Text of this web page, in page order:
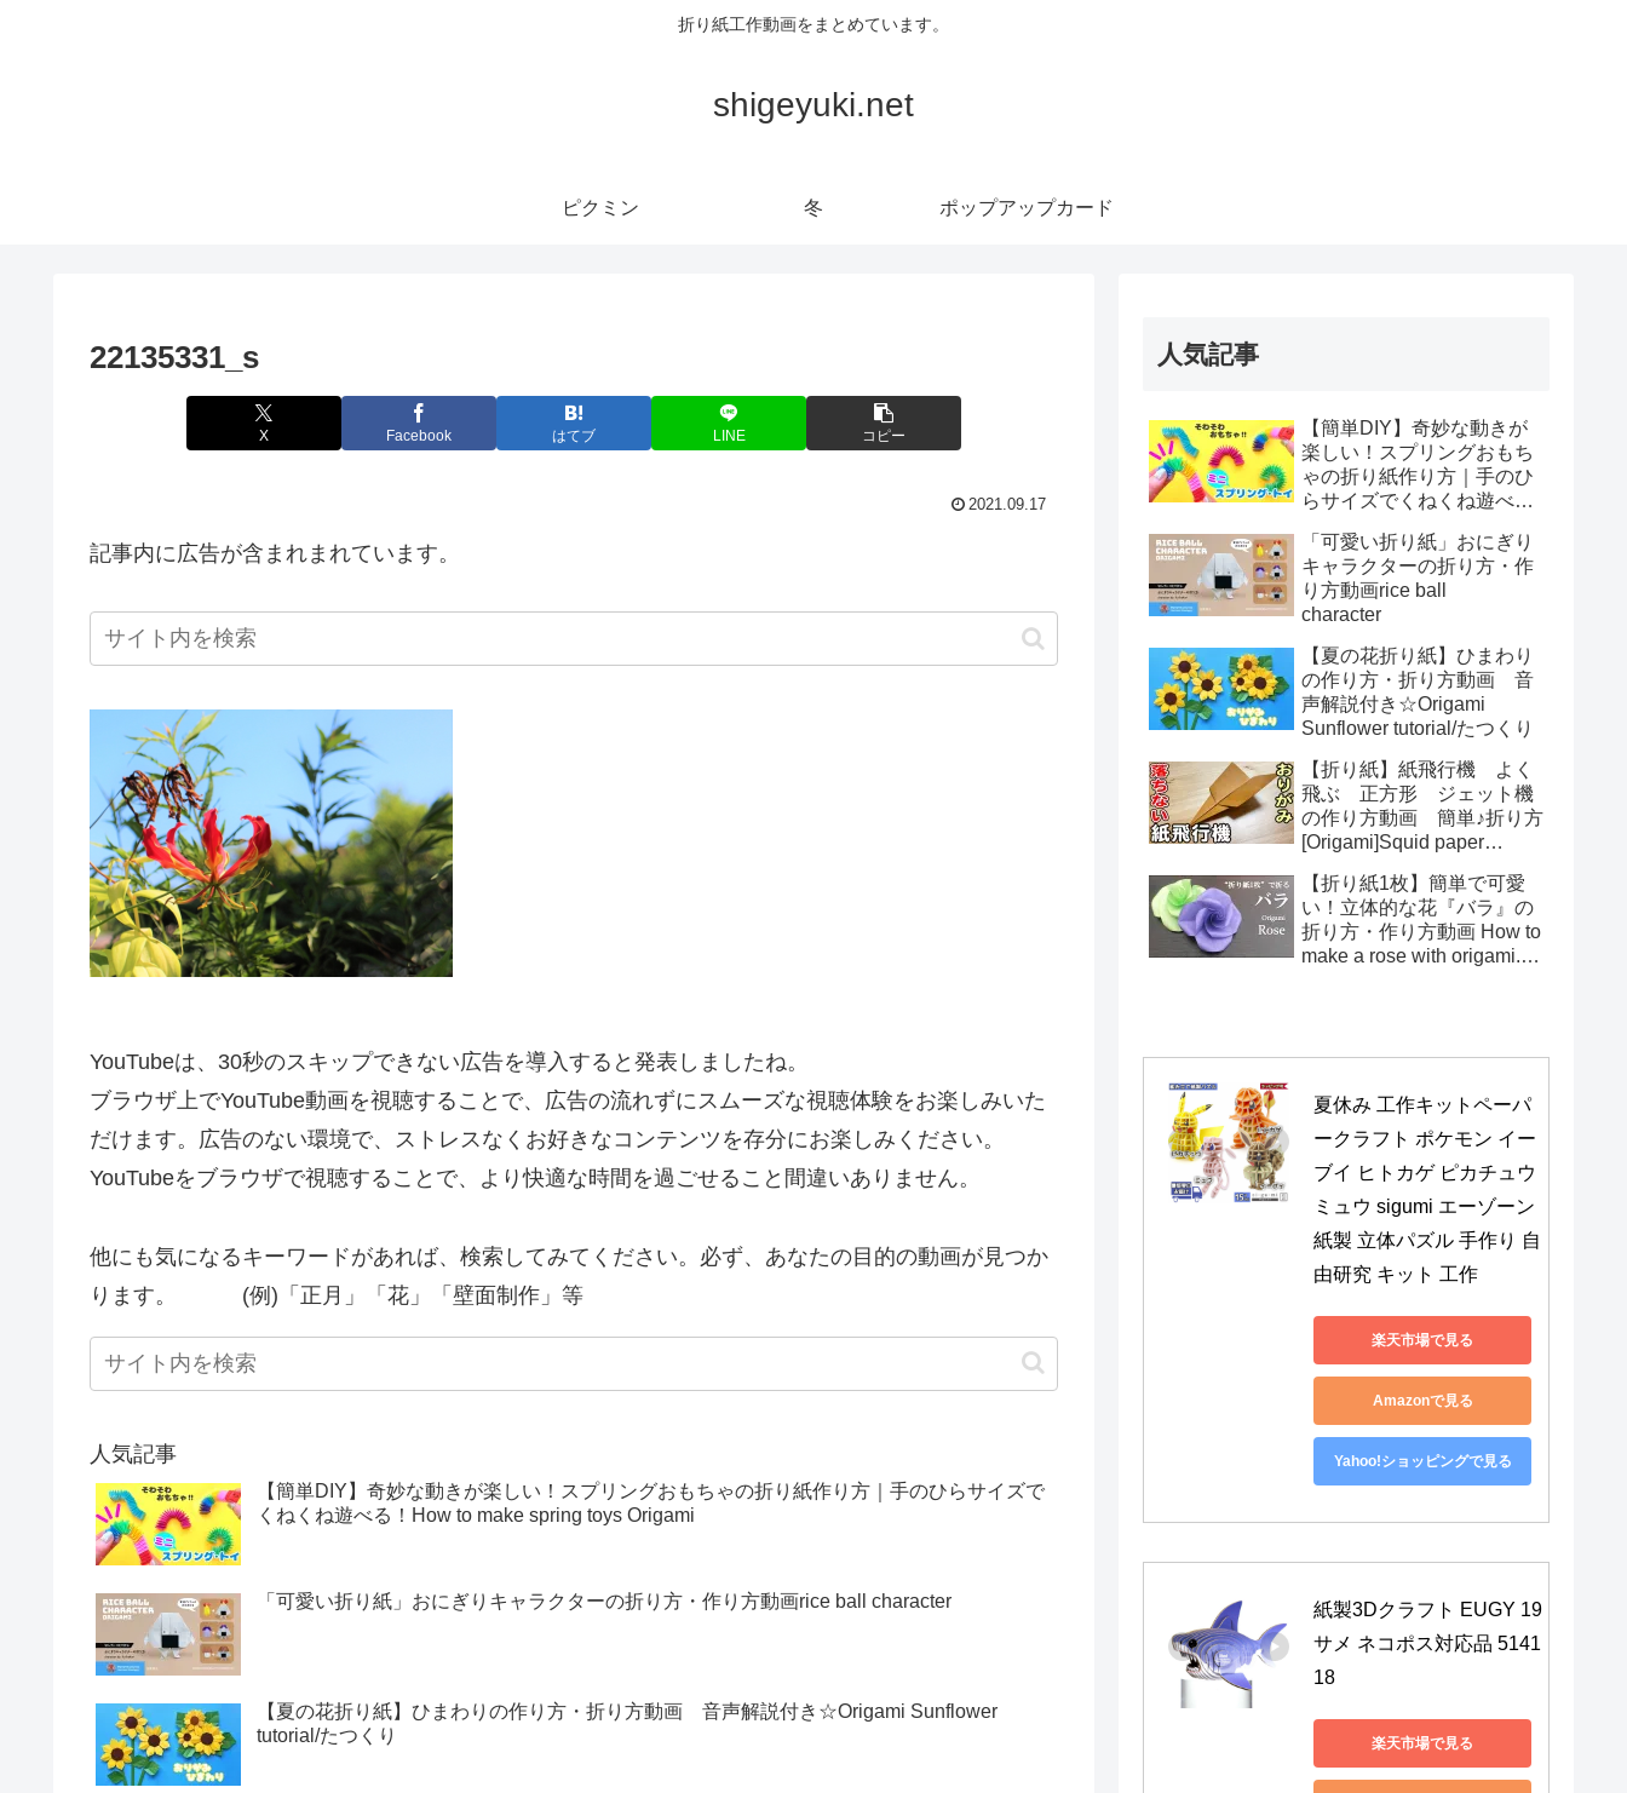
折り紙工作動画をまとめています。
shigeyuki.net
ピクミン 冬 ポップアップカード
22135331_s
X Facebook はてブ LINE コピー
2021.09.17
記事内に広告が含まれまれています。
YouTubeは、30秒のスキップできない広告を導入すると発表しましたね。
ブラウザ上でYouTube動画を視聴することで、広告の流れずにスムーズな視聴体験をお楽しみいた
だけます。広告のない環境で、ストレスなくお好きなコンテンツを存分にお楽しみください。
YouTubeをブラウザで視聴することで、より快適な時間を過ごせること間違いありません。
他にも気になるキーワードがあれば、検索してみてください。必ず、あなたの目的の動画が見つか
ります。 (例)「正月」「花」「壁面制作」等
人気記事
【簡単DIY】奇妙な動きが楽しい！スプリングおもちゃの折り紙作り方｜手のひらサイズで
くねくね遊べる！How to make spring toys Origami
「可愛い折り紙」おにぎりキャラクターの折り方・作り方動画rice ball character
【夏の花折り紙】ひまわりの作り方・折り方動画 音声解説付き☆Origami Sunflower
tutorial/たつくり
人気記事
【簡単DIY】奇妙な動きが
楽しい！スプリングおもち
ゃの折り紙作り方｜手のひ
らサイズでくねくね遊べ
toys Origami
「可愛い折り紙」おにぎり
キャラクターの折り方・作
り方動画rice ball
character
【夏の花折り紙】ひまわり
の作り方・折り方動画 音
声解説付き☆Origami
Sunflower tutorial/たつくり
【折り紙】紙飛行機 よく
飛ぶ 正方形 ジェット機
の作り方動画 簡単♪折り方
[Origami]Squid paper
【折り紙1枚】簡単で可愛
い！立体的な花『バラ』の
折り方・作り方動画 How to
make a rose with origami.It's
夏休み 工作キットペーパ
ークラフト ポケモン イー
ブイ ヒトカゲ ピカチュウ
ミュウ sigumi エーゾーン
紙製 立体パズル 手作り 自
由研究 キット 工作
楽天市場で見る
Amazonで見る
Yahoo!ショッピングで見る
紙製3Dクラフト EUGY 19
サメ ネコポス対応品 5141
18
楽天市場で見る